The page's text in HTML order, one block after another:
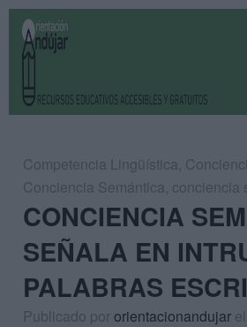
Competencia Lingüística,
Conciencia Semántica, conciencia
CONCIENCIA
SEÑALA EN
PALABRAS
Publicado pororientacionandujar